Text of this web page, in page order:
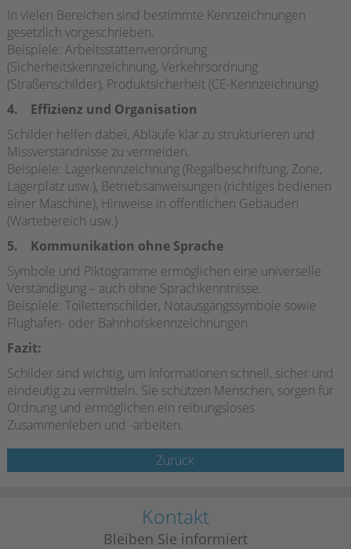
In vielen Bereichen sind bestimmte Kennzeichnungen
gesetzlich vorgeschrieben.
Beispiele: Arbeitsstättenverordnung
(Sicherheitskennzeichnung, Verkehrsordnung
(Straßenschilder), Produktsicherheit (CE-Kennzeichnung)
4. Effizienz und Organisation
Schilder helfen dabei, Abläufe klar zu strukturieren und
Missverständnisse zu vermeiden.
Beispiele: Lagerkennzeichnung (Regalbeschriftung, Zone,
Lagerplatz usw.), Betriebsanweisungen (richtiges bedienen
einer Maschine), Hinweise in öffentlichen Gebäuden
(Wartebereich usw.)
5. Kommunikation ohne Sprache
Symbole und Piktogramme ermöglichen eine universelle
Verständigung – auch ohne Sprachkenntnisse.
Beispiele: Toilettenschilder, Notausgangssymbole sowie
Flughafen- oder Bahnhofskennzeichnungen
Fazit:
Schilder sind wichtig, um Informationen schnell, sicher und
eindeutig zu vermitteln. Sie schützen Menschen, sorgen für
Ordnung und ermöglichen ein reibungsloses
Zusammenleben und -arbeiten.
Zurück
Kontakt
Bleiben Sie informiert